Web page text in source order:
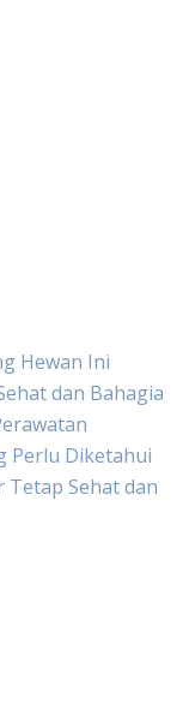
Hewan Ini
dan Bahagia
Perlu Diketahui
Tetap Sehat dan